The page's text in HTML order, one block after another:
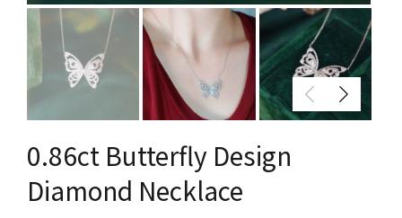
0.86ct Butterfly Design
Diamond Necklace